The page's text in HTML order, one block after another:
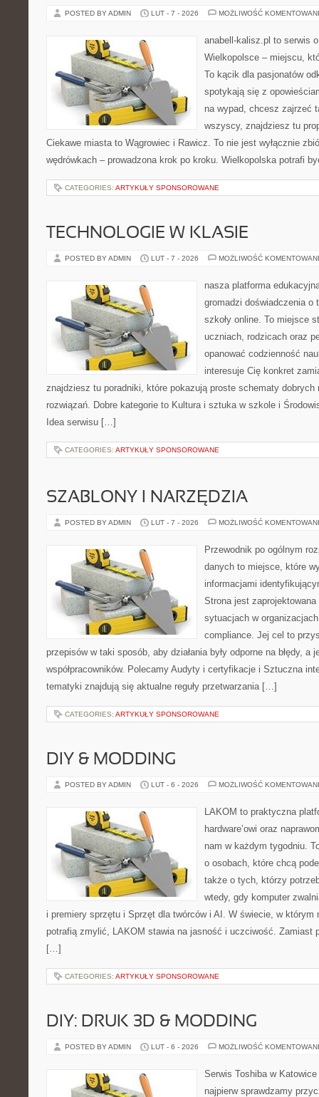
POSTED BY ADMIN LUT - 7 - 2026 MOŻLIWOŚĆ
anabell-kalisz.pl to serwis
Wielkopolsce – miejscu,
To kącik dla pasjonatów
spotykają się z
na wypad, chcesz zajrzeć
wszyscy, znajdziesz tu
Ciekawe miasta to Wągrowiec i Rawicz. To nie jest wyłącznie
wędrówkach – prowadzona krok po kroku. Wielkopolska potrafi
CATEGORIES: ARTYKUŁY SPONSOROWANE
TECHNOLOGIE W KLASIE
POSTED BY ADMIN LUT - 7 - 2026 MOŻLIWOŚĆ
nasza platforma
gromadzi doświadczenia
szkoły online. To miejsce
uczniach, rodzicach oraz
opanować codzienność
interesuje Cię konkret
znajdziesz tu poradniki, które pokazują proste schematy dobrych
rozwiązań. Dobre kategorie to Kultura i sztuka w szkole i
Idea serwisu […]
CATEGORIES: ARTYKUŁY SPONSOROWANE
SZABLONY I NARZĘDZIA
POSTED BY ADMIN LUT - 7 - 2026 MOŻLIWOŚĆ
Przewodnik po ogólnym
danych to miejsce, które
informacjami
Strona jest
sytuacjach w
compliance. Jej cel to
przepisów w taki sposób, aby działania były odporne na błędy, a
współpracowników. Polecamy Audyty i certyfikacje i Sztuczna
tematyki znajdują się aktualne reguły przetwarzania […]
CATEGORIES: ARTYKUŁY SPONSOROWANE
DIY & MODDING
POSTED BY ADMIN LUT - 6 - 2026 MOŻLIWOŚĆ
LAKOM to praktyczna
hardware’owi oraz
nam w każdym tygodniu.
o osobach, które chcą
także o tych, którzy
wtedy, gdy komputer
i premiery sprzętu i Sprzęt dla twórców i AI. W świecie, w którym
potrafią zmylić, LAKOM stawia na jasność i uczciwość. Zamiast
[…]
CATEGORIES: ARTYKUŁY SPONSOROWANE
DIY: DRUK 3D & MODDING
POSTED BY ADMIN LUT - 6 - 2026 MOŻLIWOŚĆ
Serwis Toshiba w
najpierw sprawdzamy